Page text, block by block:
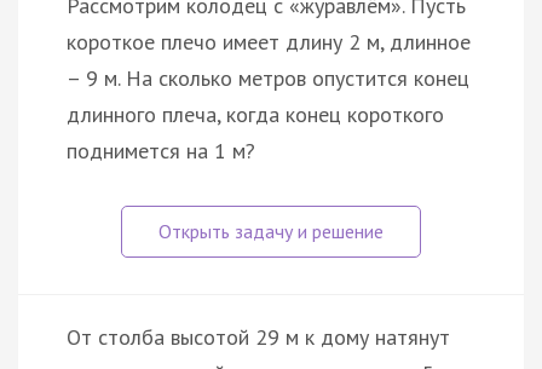
короткое плечо имеет длину 2 м, длинное
– 9 м. На сколько метров опустится конец
длинного плеча, когда конец короткого
поднимется на 1 м?
От столба высотой 29 м к дому натянут